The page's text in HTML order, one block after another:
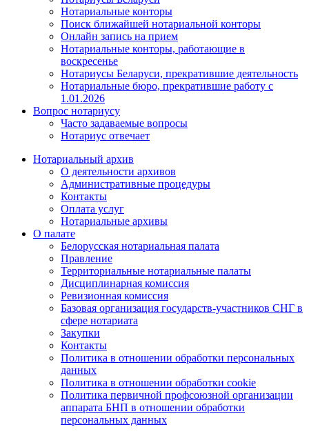
Нотариальные конторы
Поиск ближайшей нотариальной конторы
Онлайн запись на прием
Нотариальные конторы, работающие в
воскресенье
Нотариусы Беларуси, прекратившие деятельность
Нотариальные бюро, прекратившие работу с
1.01.2026
Вопрос нотариусу
Часто задаваемые вопросы
Нотариус отвечает
Нотариальный архив
О деятельности архивов
Административные процедуры
Контакты
Оплата услуг
Нотариальные архивы
О палате
Белорусская нотариальная палата
Правление
Территориальные нотариальные палаты
Дисциплинарная комиссия
Ревизионная комиссия
Базовая организация государств-участников СНГ в
сфере нотариата
Закупки
Контакты
Политика в отношении обработки персональных
данных
Политика в отношении обработки cookie
Политика первичной профсоюзной организации
аппарата БНП в отношении обработки
персональных данных